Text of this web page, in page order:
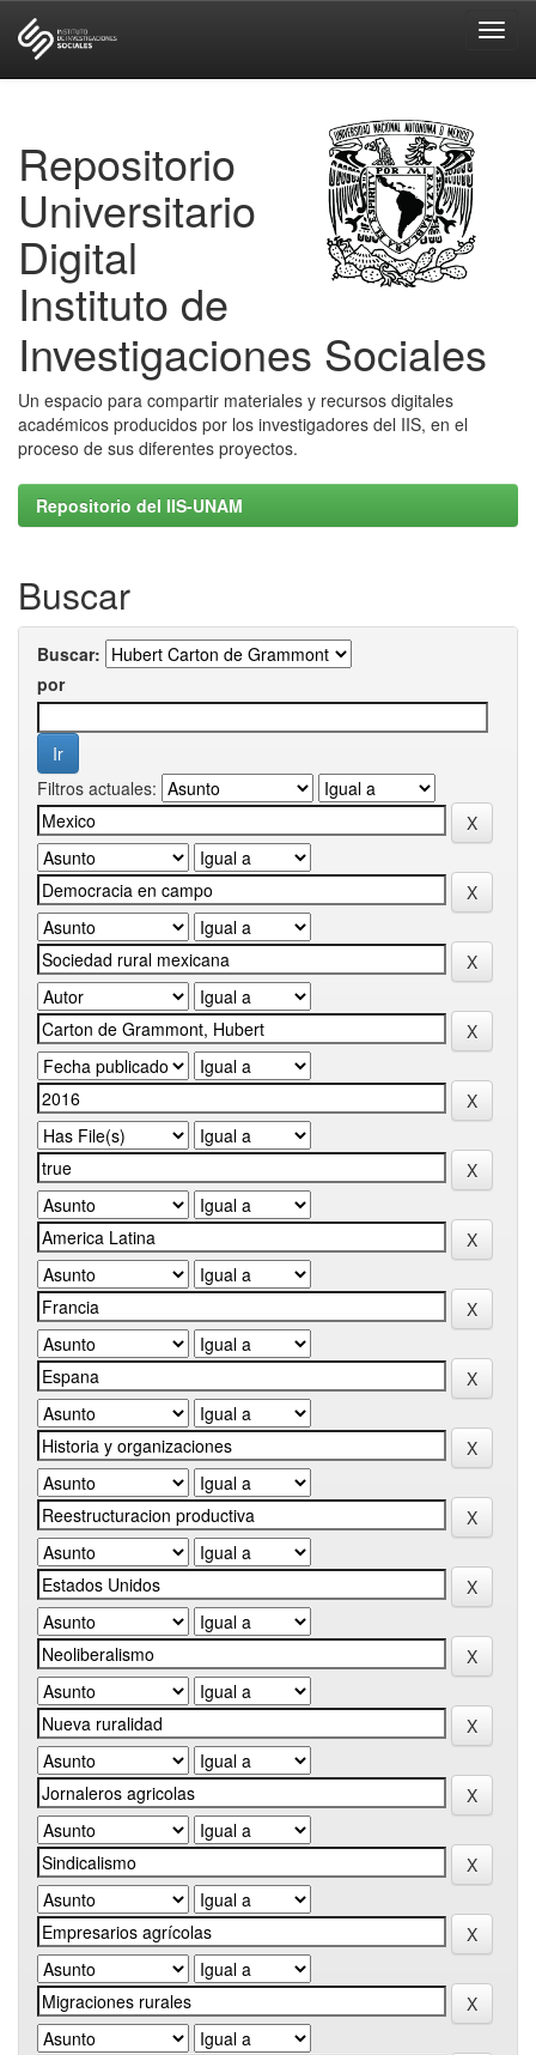
Repositorio
Universitario
Digital
Instituto de
Investigaciones Sociales
Un espacio para compartir materiales y recursos digitales
académicos producidos por los investigadores del IIS, en el
proceso de sus diferentes proyectos.
Repositorio del IIS-UNAM
Buscar
Buscar:
por
Filtros actuales: